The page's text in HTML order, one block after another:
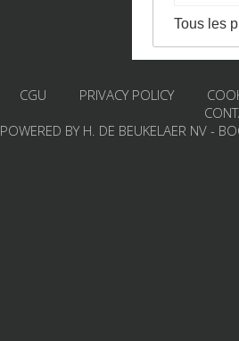
Tous les
CGU PRIVACY POLICY
POWERED BY H. DE BEUKELAER NV -